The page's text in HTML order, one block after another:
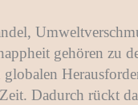
gehören zu
globalen
Dadurch rückt